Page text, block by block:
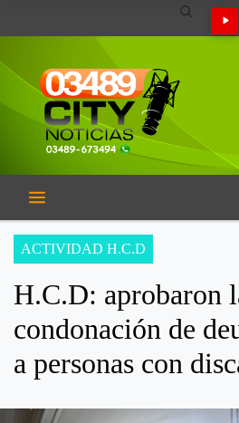
ACTIVIDAD H.C.D
H.C.D: aprobaron
condonación de
a personas con